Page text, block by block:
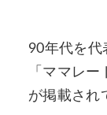
90年代を代
「ママレ
が掲載され